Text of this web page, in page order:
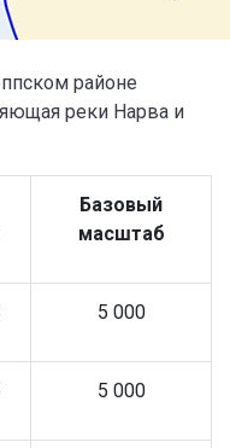
районе
реки Нарва и
Базовый
масштаб
5 000
5 000